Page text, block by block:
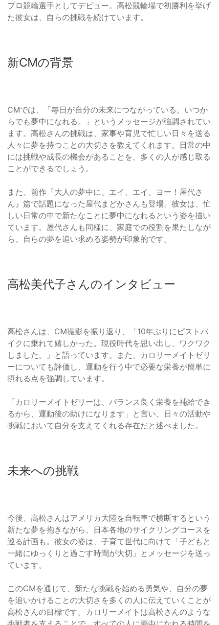
プロ競輪選手としてデビュー。高松競輪場で初勝利を挙げ
た彼女は、自らの挑戦を続けています。
新CMの背景
CMでは、「毎日が自分の未来につながっている。いつか
らでも夢中になれる。」というメッセージが強調されてい
ます。高松さんの挑戦は、家事や育児で忙しい日々を送る
人々に夢を持つことの大切さを教えてくれます。日常の中
には挑戦や成長の機会があることを、多くの人が感じ取る
ことができるでしょう。
また、前作『大人の夢中に、エイ、エイ、ヨー！屋代さ
ん』篇で話題になった屋代まどかさんも登場。彼女は、忙
しい日常の中で新たなことに夢中になれるという姿を描い
ています。屋代さんも同様に、家庭での役割を果たしなが
ら、自らの夢を追い求める姿勢が印象的です。
高松美代子さんのインタビュー
高松さんは、CM撮影を振り返り、「10年ぶりにピストバ
イクに乗れて嬉しかった。現役時代を思い出し、ワクワク
しました。」と語っています。また、カロリーメイトゼリ
ーについても評価し、運動を行う中で必要な栄養が簡単に
摂れる点を強調しています。
「カロリーメイトゼリーは、バランス良く栄養を補給でき
るから、運動後の助けになります」と言い、日々の活動や
挑戦において自分を支えてくれる存在だと述べました。
未来への挑戦
今後、高松さんはアメリカ大陸を自転車で横断するという
新たな夢を抱きながら、日本各地のサイクリングコースを
巡る計画も。彼女の姿は、子育て世代に向けて「子どもと
一緒にゆっくりと過ごす時間が大切」とメッセージを送っ
ています。
このCMを通じて、新たな挑戦を始める勇気や、自分の夢
を追いかけることの大切さを多くの人に伝えていくことが
高松さんの目標です。カロリーメイトは高松さんのような